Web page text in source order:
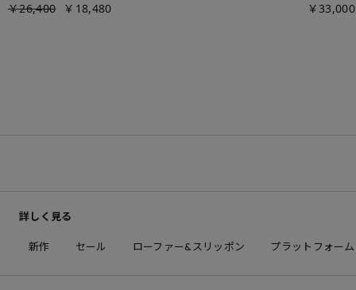
￥26,400 ￥18,480 ￥33,000
詳しく見る
新作 セール ローファー&スリッポン プラットフォー